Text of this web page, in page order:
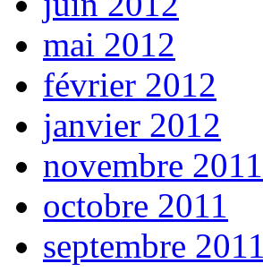
mai 2012
février 2012
janvier 2012
novembre 2011
octobre 2011
septembre 2011